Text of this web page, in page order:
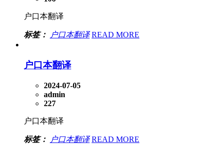
户口本翻译
标签： 户口本翻译 READ MORE
户口本翻译
2024-07-05
admin
227
户口本翻译
标签： 户口本翻译 READ MORE